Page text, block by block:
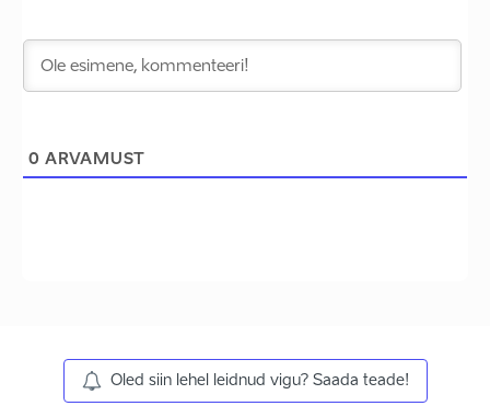
0 ARVAMUST
Oled siin lehel leidnud vigu? Saada teade!